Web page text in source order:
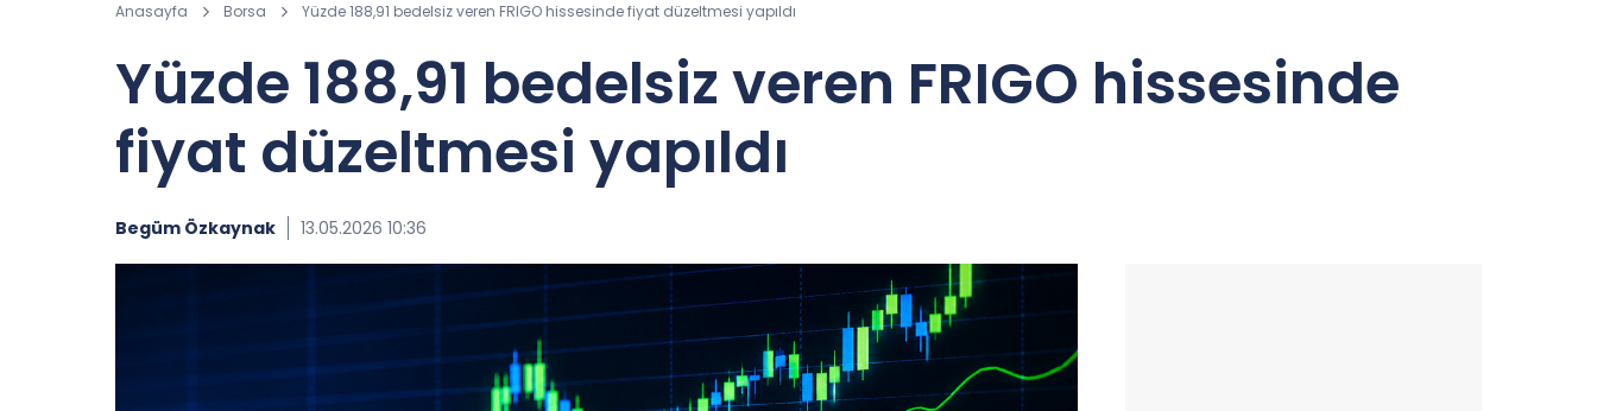
Anasayfa Borsa Yüzde 188,91 bedelsiz veren FRIGO hissesinde fiyat düzeltmesi yapıldı
Yüzde 188,91 bedelsiz veren FRIGO hissesinde
fiyat düzeltmesi yapıldı
Begüm Özkaynak 13.05.2026 10:36